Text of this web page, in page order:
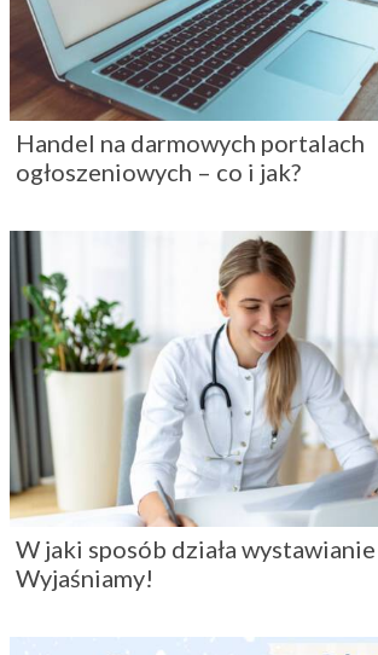
Handel na darmowych portalach
ogłoszeniowych – co i jak?
W jaki sposób działa
Wyjaśniamy!